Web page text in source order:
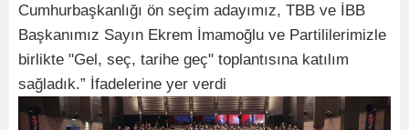
Cumhurbaşkanlığı ön seçim adayımız, TBB ve İBB
Başkanımız Sayın Ekrem İmamoğlu ve Partililerimizle
birlikte "Gel, seç, tarihe geç" toplantısına katılım
sağladık.” İfadelerine yer verdi